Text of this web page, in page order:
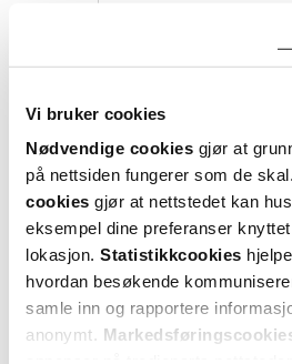
Vi bruker cookies
Nødvendige cookies gjør at
på nettsiden fungerer som de skal.
cookies gjør at nettstedet kan
eksempel dine preferanser
lokasjon. Statistikkcookies
hvordan besøkende
samle inn og rapportere
anonymt.
God
2 måneder siden
Petter
Brukt i flere år
Var denne anmeldelsen nyttig?
0 0